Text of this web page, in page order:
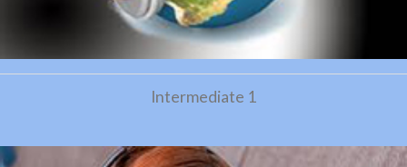
Intermediate 1